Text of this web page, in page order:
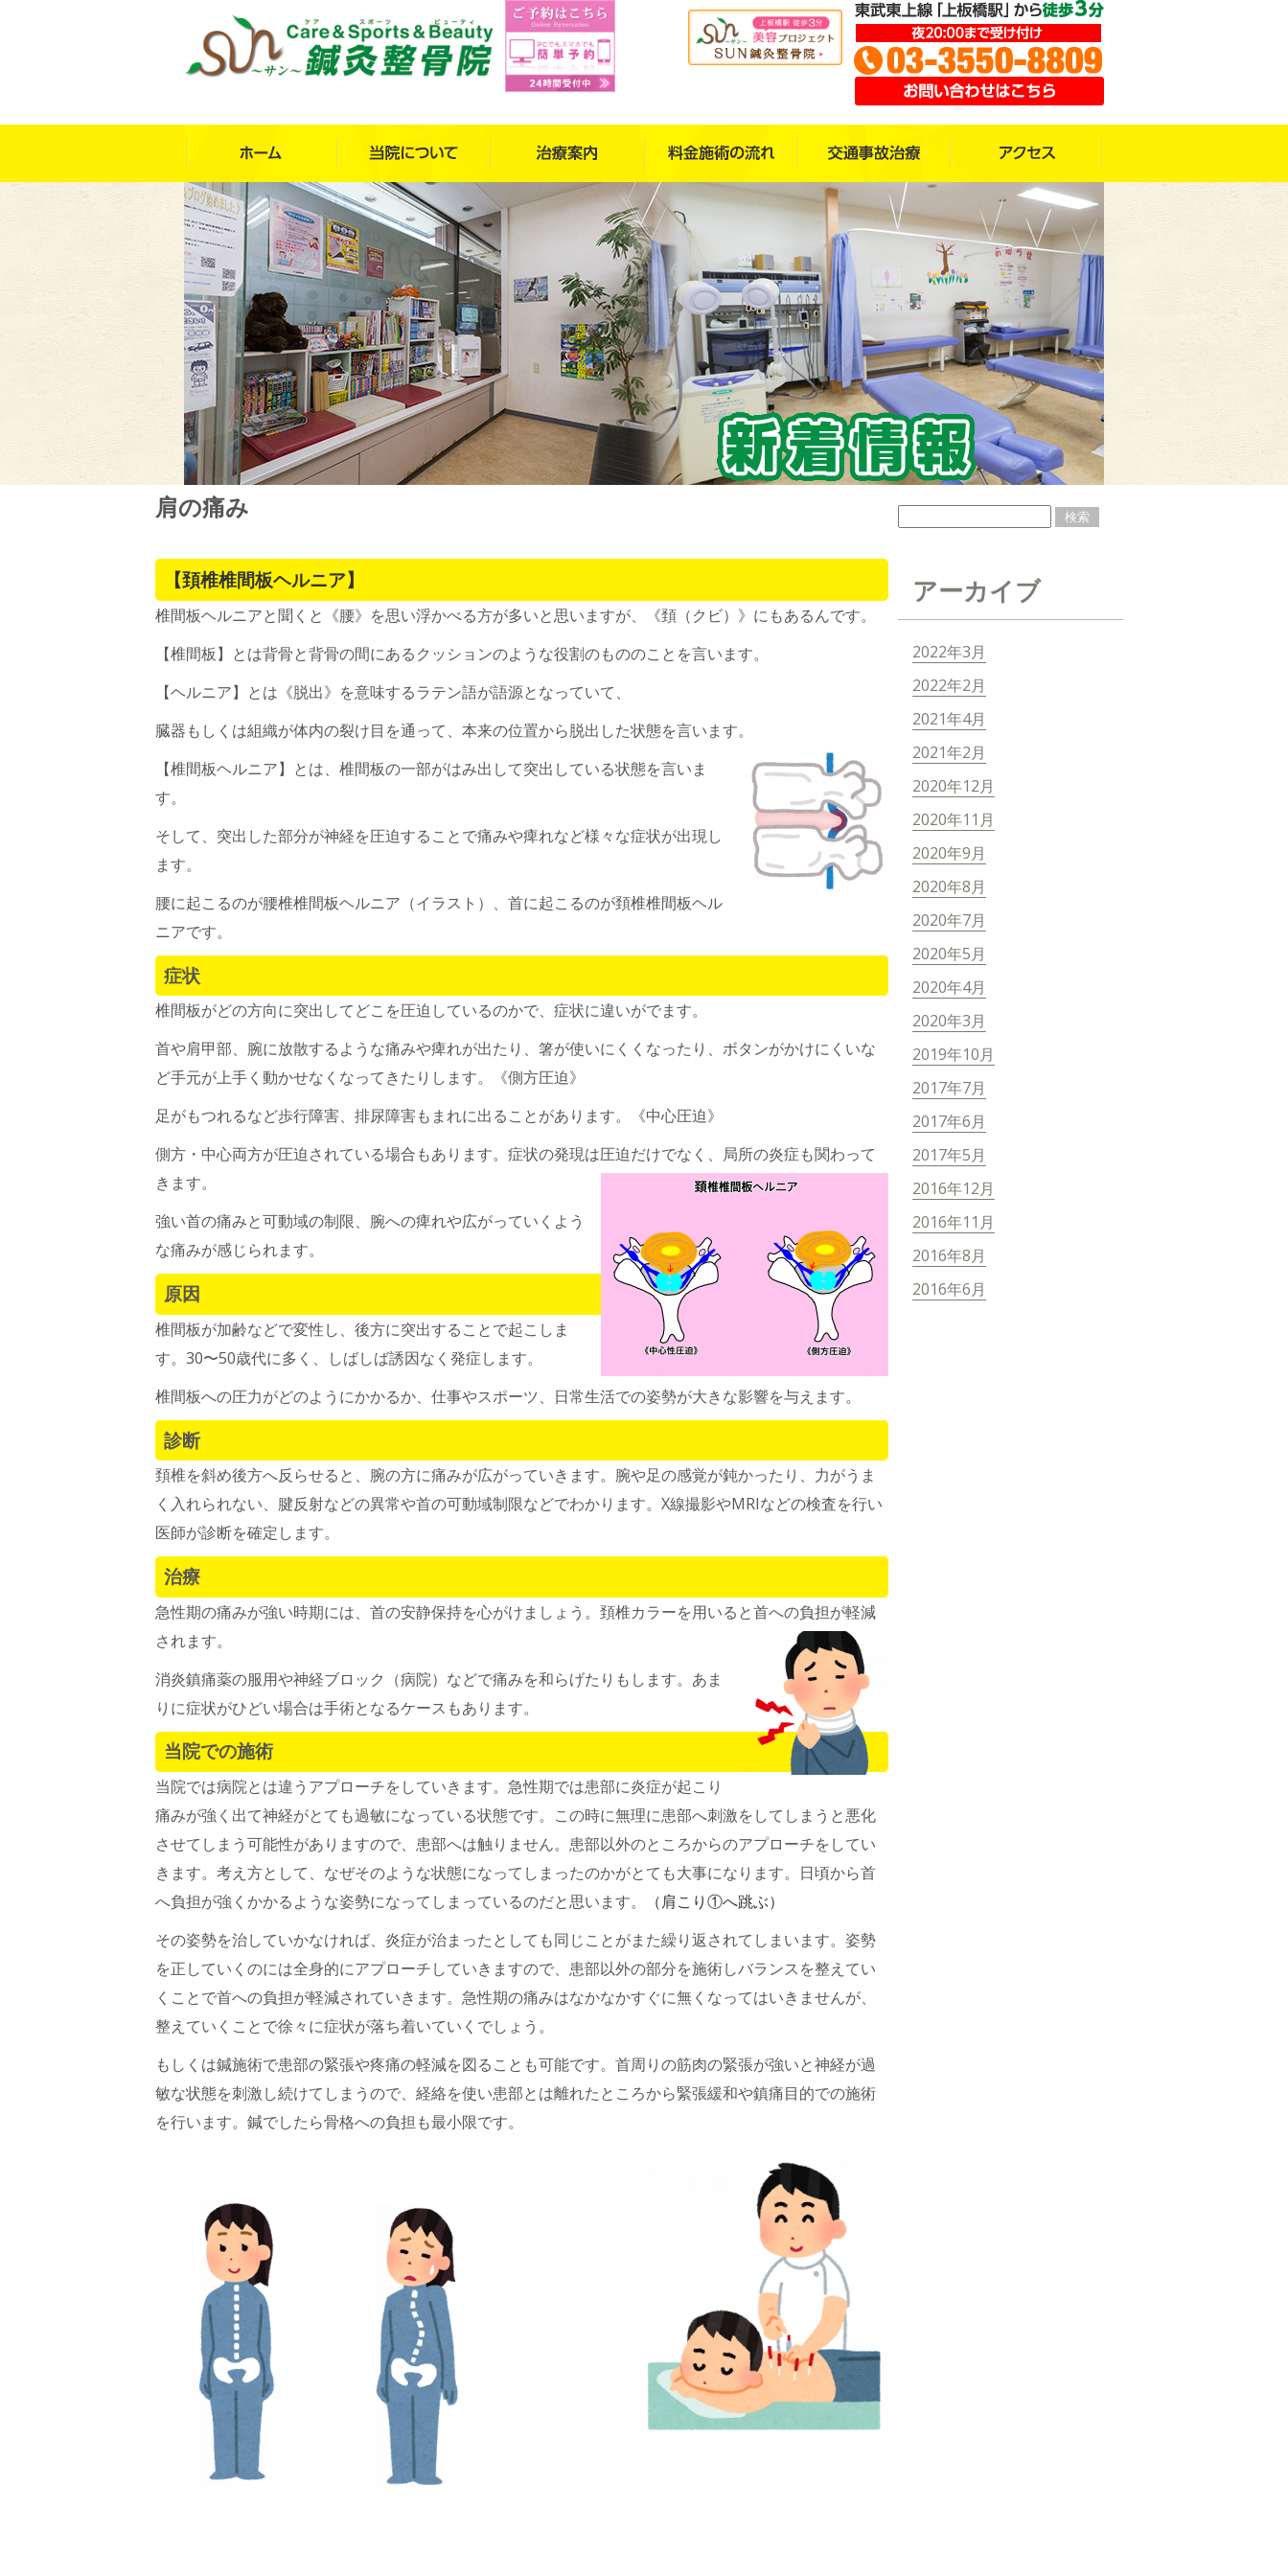
肩の痛み
【頚椎椎間板ヘルニア】
椎間板ヘルニアと聞くと《腰》を思い浮かべる方が多いと思いますが、《頚（クビ）》にもあるんです。
【椎間板】とは背骨と背骨の間にあるクッションのような役割のもののことを言います。
【ヘルニア】とは《脱出》を意味するラテン語が語源となっていて、
臓器もしくは組織が体内の裂け目を通って、本来の位置から脱出した状態を言います。
【椎間板ヘルニア】とは、椎間板の一部がはみ出して突出している状態を言いま
す。
そして、突出した部分が神経を圧迫することで痛みや痺れなど様々な症状が出現し
ます。
腰に起こるのが腰椎椎間板ヘルニア（イラスト）、首に起こるのが頚椎椎間板ヘル
ニアです。
症状
椎間板がどの方向に突出してどこを圧迫しているのかで、症状に違いがでます。
首や肩甲部、腕に放散するような痛みや痺れが出たり、箸が使いにくくなったり、ボタンがかけにくいな
ど手元が上手く動かせなくなってきたりします。《側方圧迫》
足がもつれるなど歩行障害、排尿障害もまれに出ることがあります。《中心圧迫》
側方・中心両方が圧迫されている場合もあります。症状の発現は圧迫だけでなく、局所の炎症も関わって
きます。
強い首の痛みと可動域の制限、腕への痺れや広がっていくよう
な痛みが感じられます。
原因
椎間板が加齢などで変性し、後方に突出することで起こしま
す。30〜50歳代に多く、しばしば誘因なく発症します。
椎間板への圧力がどのようにかかるか、仕事やスポーツ、日常生活での姿勢が大きな影響を与えます。
診断
頚椎を斜め後方へ反らせると、腕の方に痛みが広がっていきます。腕や足の感覚が鈍かったり、力がうま
く入れられない、腱反射などの異常や首の可動域制限などでわかります。X線撮影やMRIなどの検査を行い
医師が診断を確定します。
治療
急性期の痛みが強い時期には、首の安静保持を心がけましょう。頚椎カラーを用いると首への負担が軽減
されます。
消炎鎮痛薬の服用や神経ブロック（病院）などで痛みを和らげたりもします。あま
りに症状がひどい場合は手術となるケースもあります。
当院での施術
当院では病院とは違うアプローチをしていきます。急性期では患部に炎症が起こり
痛みが強く出て神経がとても過敏になっている状態です。この時に無理に患部へ刺激をしてしまうと悪化
させてしまう可能性がありますので、患部へは触りません。患部以外のところからのアプローチをしてい
きます。考え方として、なぜそのような状態になってしまったのかがとても大事になります。日頃から首
へ負担が強くかかるような姿勢になってしまっているのだと思います。
（肩こり①へ跳ぶ）
その姿勢を治していかなければ、炎症が治まったとしても同じことがまた繰り返されてしまいます。姿勢
を正していくのには全身的にアプローチしていきますので、患部以外の部分を施術しバランスを整えてい
くことで首への負担が軽減されていきます。急性期の痛みはなかなかすぐに無くなってはいきませんが、
整えていくことで徐々に症状が落ち着いていくでしょう。
もしくは鍼施術で患部の緊張や疼痛の軽減を図ることも可能です。首周りの筋肉の緊張が強いと神経が過
敏な状態を刺激し続けてしまうので、経絡を使い患部とは離れたところから緊張緩和や鎮痛目的での施術
を行います。鍼でしたら骨格への負担も最小限です。
アーカイブ
2022年3月
2022年2月
2021年4月
2021年2月
2020年12月
2020年11月
2020年9月
2020年8月
2020年7月
2020年5月
2020年4月
2020年3月
2019年10月
2017年7月
2017年6月
2017年5月
2016年12月
2016年11月
2016年8月
2016年6月